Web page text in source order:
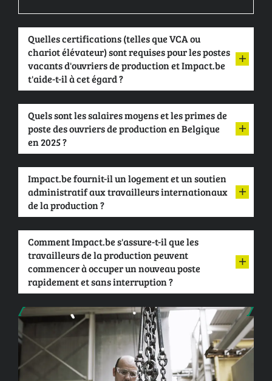
Quelles certifications (telles que VCA ou
chariot élévateur) sont requises pour les postes
vacants d'ouvriers de production et Impact.be
t'aide-t-il à cet égard ?
Quels sont les salaires moyens et les primes de
poste des ouvriers de production en Belgique
en 2025 ?
Impact.be fournit-il un logement et un soutien
administratif aux travailleurs internationaux
de la production ?
Comment Impact.be s'assure-t-il que les
travailleurs de la production peuvent
commencer à occuper un nouveau poste
rapidement et sans interruption ?